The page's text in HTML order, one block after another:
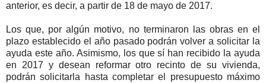
anterior, es decir, a partir de 18 de mayo de 2017.
Los que, por algún motivo, no terminaron las obras en el
plazo establecido el año pasado podrán volver a solicitar la
ayuda este año. Asimismo, los que sí han recibido la ayuda
en 2017 y desean reformar otro recinto de su vivienda,
podrán solicitarla hasta completar el presupuesto máximo